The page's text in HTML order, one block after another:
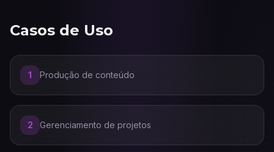
Casos de Uso
1 Produção de conteúdo
2 Gerenciamento de projetos